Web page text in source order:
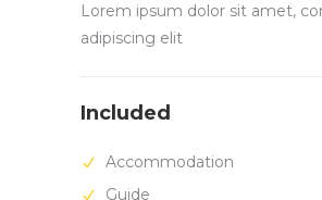
Lorem ipsum dolor sit amet,
adipiscing elit
Included
Accommodation
Guide